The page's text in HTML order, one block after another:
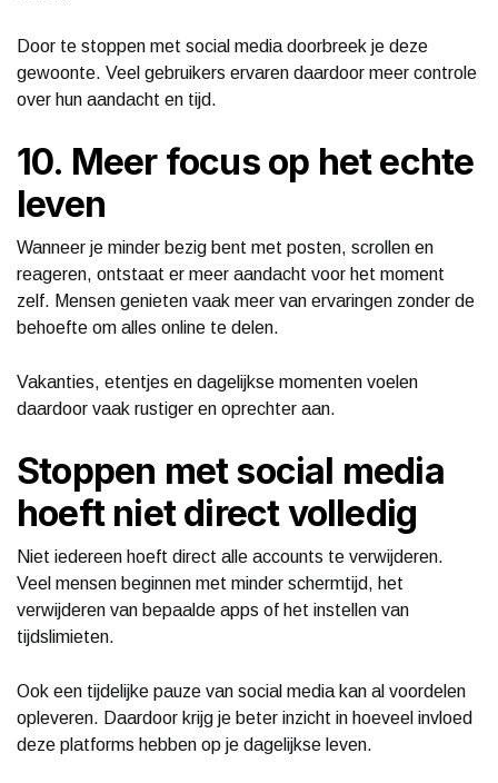
Door te stoppen met social media doorbreek je deze
gewoonte. Veel gebruikers ervaren daardoor meer controle
over hun aandacht en tijd.
10. Meer focus op het echte
leven
Wanneer je minder bezig bent met posten, scrollen en
reageren, ontstaat er meer aandacht voor het moment
zelf. Mensen genieten vaak meer van ervaringen zonder de
behoefte om alles online te delen.
Vakanties, etentjes en dagelijkse momenten voelen
daardoor vaak rustiger en oprechter aan.
Stoppen met social media
hoeft niet direct volledig
Niet iedereen hoeft direct alle accounts te verwijderen.
Veel mensen beginnen met minder schermtijd, het
verwijderen van bepaalde apps of het instellen van
tijdslimieten.
Ook een tijdelijke pauze van social media kan al voordelen
opleveren. Daardoor krijg je beter inzicht in hoeveel invloed
deze platforms hebben op je dagelijkse leven.